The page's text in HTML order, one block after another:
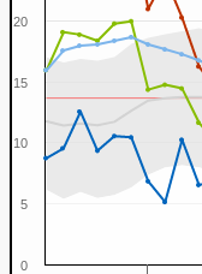
0
5
10
15
20